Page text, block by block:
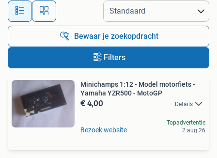
Alle afstanden…
Bewaar je zoekopdracht
Filters
Minichamps 1:12 - Model motorfiets -
Yamaha YZR500 - MotoGP
€ 4,00 Details
Bezoek website
Topadvertentie
2 aug 26